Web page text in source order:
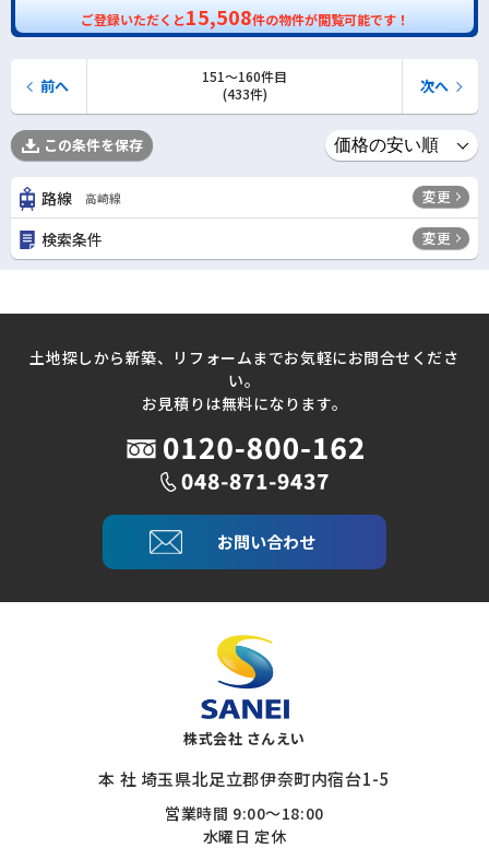
ご登録いただくと15,508件の物件が閲覧可能です！
151〜160件目
(433件)
前へ 次へ
この条件を保存
路線 高崎線 変更
検索条件 変更
土地探しから新築、リフォームまでお気軽にお問合せくださ
い。
お見積りは無料になります。
お問い合わせ
株式会社 さんえい
本 社 埼玉県北足立郡伊奈町内宿台1-5
営業時間 9:00～18:00
水曜日 定休